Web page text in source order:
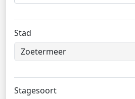
Stad
Stagesoort